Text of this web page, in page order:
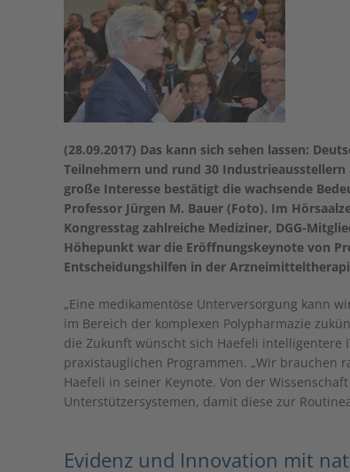
(28.09.2017) Das kann sich sehen lassen:
Teilnehmern und rund 30
große Interesse bestätigt die wachsende
Professor Jürgen M. Bauer (Foto). Im
Kongresstag zahlreiche Mediziner, DGG-
Höhepunkt war die Eröffnungskeynote von
Entscheidungshilfen in der
„Eine medikamentöse Unterversorgung kann
im Bereich der komplexen Polypharmazie
die Zukunft wünscht sich Haefeli intelligentere
praxistauglichen Programmen. „Wir brauchen
Haefeli in seiner Keynote. Von der
Unterstützersystemen, damit diese zur
Evidenz und Innovation mit